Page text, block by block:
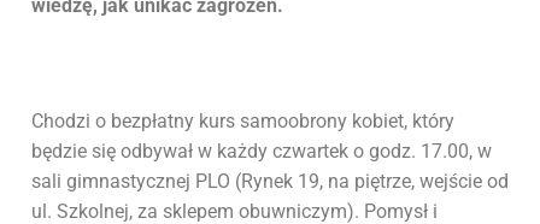
wiedzę, jak unikać zagrożeń.
Chodzi o bezpłatny kurs samoobrony kobiet, który
będzie się odbywał w każdy czwartek o godz. 17.00, w
sali gimnastycznej PLO (Rynek 19, na piętrze, wejście od
ul. Szkolnej, za sklepem obuwniczym). Pomysł i